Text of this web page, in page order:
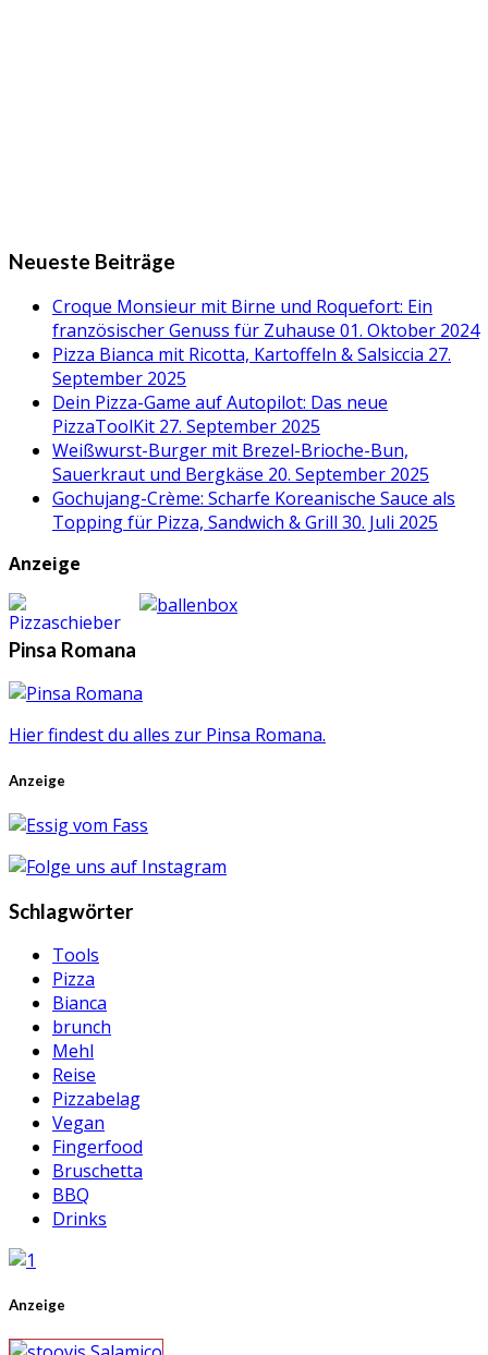
Neueste Beiträge
Croque Monsieur mit Birne und Roquefort: Ein
französischer Genuss für Zuhause 01. Oktober 2024
Pizza Bianca mit Ricotta, Kartoffeln & Salsiccia 27.
September 2025
Dein Pizza-Game auf Autopilot: Das neue
PizzaToolKit 27. September 2025
Weißwurst-Burger mit Brezel-Brioche-Bun,
Sauerkraut und Bergkäse 20. September 2025
Gochujang-Crème: Scharfe Koreanische Sauce als
Topping für Pizza, Sandwich & Grill 30. Juli 2025
Anzeige
Pinsa Romana
Hier findest du alles zur Pinsa Romana.
Anzeige
Schlagwörter
Tools
Pizza
Bianca
brunch
Mehl
Reise
Pizzabelag
Vegan
Fingerfood
Bruschetta
BBQ
Drinks
Anzeige